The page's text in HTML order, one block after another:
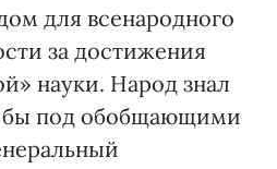
для всенародного
за достижения
науки. Народ знал
бы под обобщающими